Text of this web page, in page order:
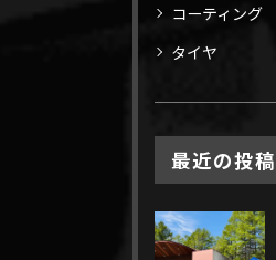
コーティング
タイヤ
最近の投稿